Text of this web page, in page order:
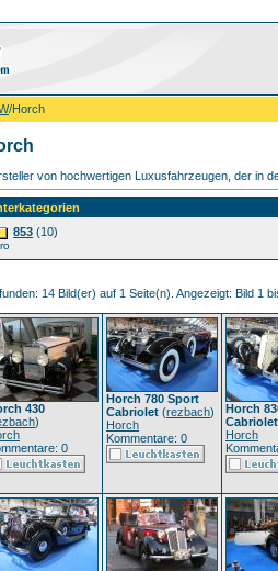
/Horch
von hochwertigen Luxusfahrzeugen, der in
853 (10)
14 Bild(er) auf 1 Seite(n). Angezeigt: Bild 1
430
)
0
Horch 780 Sport
Cabriolet (rezbach)
Horch
Kommentare: 0
Horch
Cabriolet
Horch